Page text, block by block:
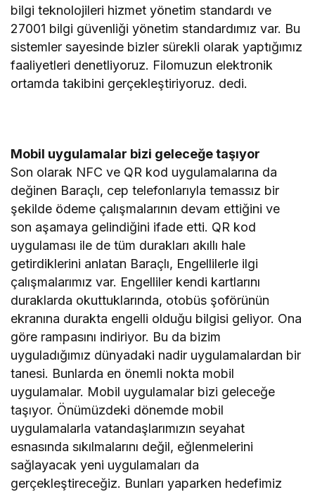
bilgi teknolojileri hizmet yönetim standardı ve
27001 bilgi güvenliği yönetim standardımız var. Bu
sistemler sayesinde bizler sürekli olarak yaptığımız
faaliyetleri denetliyoruz. Filomuzun elektronik
ortamda takibini gerçekleştiriyoruz. dedi.
Mobil uygulamalar bizi geleceğe taşıyor
Son olarak NFC ve QR kod uygulamalarına da
değinen Baraçlı, cep telefonlarıyla temassız bir
şekilde ödeme çalışmalarının devam ettiğini ve
son aşamaya gelindiğini ifade etti. QR kod
uygulaması ile de tüm durakları akıllı hale
getirdiklerini anlatan Baraçlı, Engellilerle ilgi
çalışmalarımız var. Engelliler kendi kartlarını
duraklarda okuttuklarında, otobüs şoförünün
ekranına durakta engelli olduğu bilgisi geliyor. Ona
göre rampasını indiriyor. Bu da bizim
uyguladığımız dünyadaki nadir uygulamalardan bir
tanesi. Bunlarda en önemli nokta mobil
uygulamalar. Mobil uygulamalar bizi geleceğe
taşıyor. Önümüzdeki dönemde mobil
uygulamalarla vatandaşlarımızın seyahat
esnasında sıkılmalarını değil, eğlenmelerini
sağlayacak yeni uygulamaları da
gerçekleştireceğiz. Bunları yaparken hedefimiz